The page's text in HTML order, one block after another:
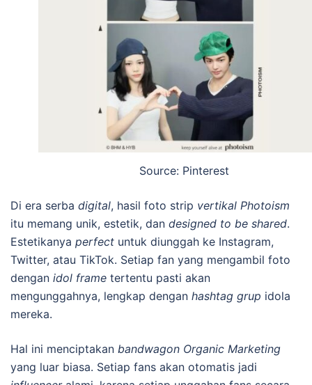
Source: Pinterest
Di era serba digital, hasil foto strip vertikal Photoism
itu memang unik, estetik, dan designed to be shared.
Estetikanya perfect untuk diunggah ke Instagram,
Twitter, atau TikTok. Setiap fan yang mengambil foto
dengan idol frame tertentu pasti akan
mengunggahnya, lengkap dengan hashtag grup idola
mereka.
Hal ini menciptakan bandwagon Organic Marketing
yang luar biasa. Setiap fans akan otomatis jadi